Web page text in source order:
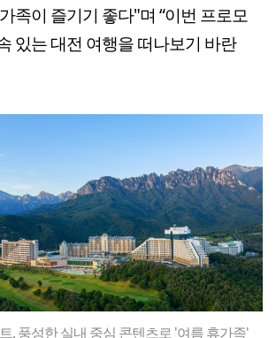
족이 즐기기 좋다"며 “이번 프로모
있는 대전 여행을 떠나보기 바란
, 풍성한 실내 중심 콘텐츠로 '여름 휴가족'